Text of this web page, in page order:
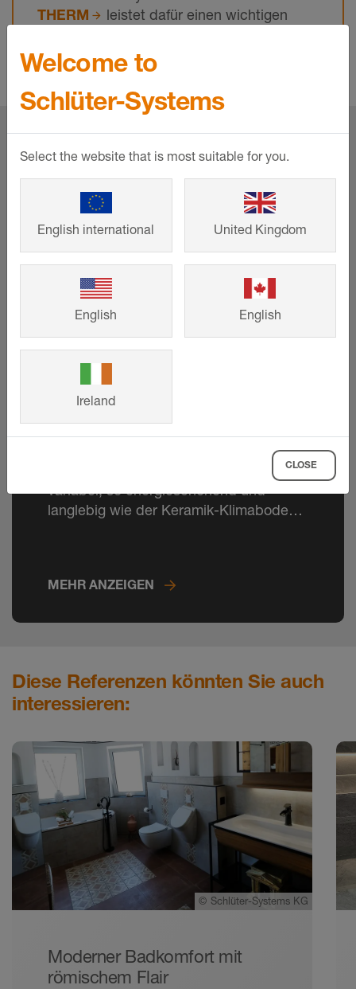
THERM
leistet dafür einen wichtigen
Die Produkthighlights dieser
Referenz:
Schlüter-BEKOTEC-THERM
Kaum eine Fußbodenheizung ist so
variabel, so energieschonend und
langlebig wie der Keramik-Klimaboden
MEHR ANZEIGEN
Diese Referenzen könnten Sie auch
interessieren:
© Schlüter-Systems KG
Moderner Badkomfort mit
römischem Flair
Welcome to
Schlüter-Systems
Select the website that is most suitable for you.
English international United Kingdom
English English
Ireland
CLOSE